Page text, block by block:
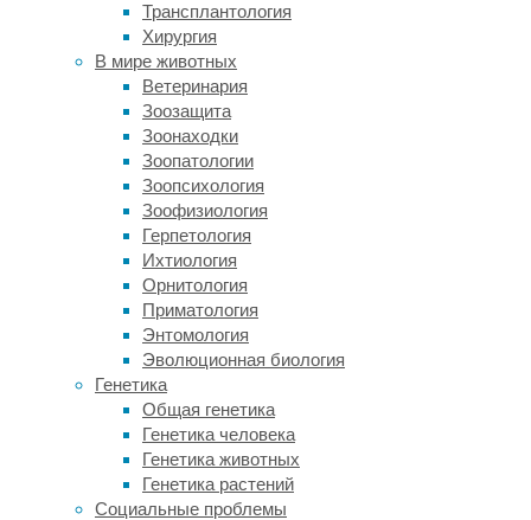
Трансплантология
Хирургия
В мире животных
Ветеринария
Зоозащита
Зоонаходки
Зоопатологии
Зоопсихология
Зоофизиология
Герпетология
Ихтиология
Орнитология
Приматология
Энтомология
Эволюционная биология
Генетика
Общая генетика
Генетика человека
Генетика животных
Генетика растений
Социальные проблемы
исследовании,
уже
окрестил
работу
«святым
Граалем
нейронауки».
Метод
действует
следующим
образом.
Меченую
короткоживущим
радиоизотопом,
распадающимся
выделением
позитрона
молекулу
вводят